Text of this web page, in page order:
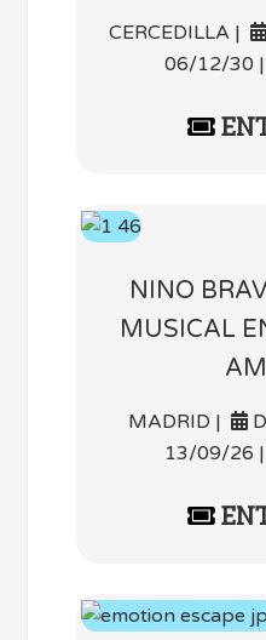
CERCEDILLA |
06/12/30 |
NINO
MUSICAL
MADRID |
13/09/26 |